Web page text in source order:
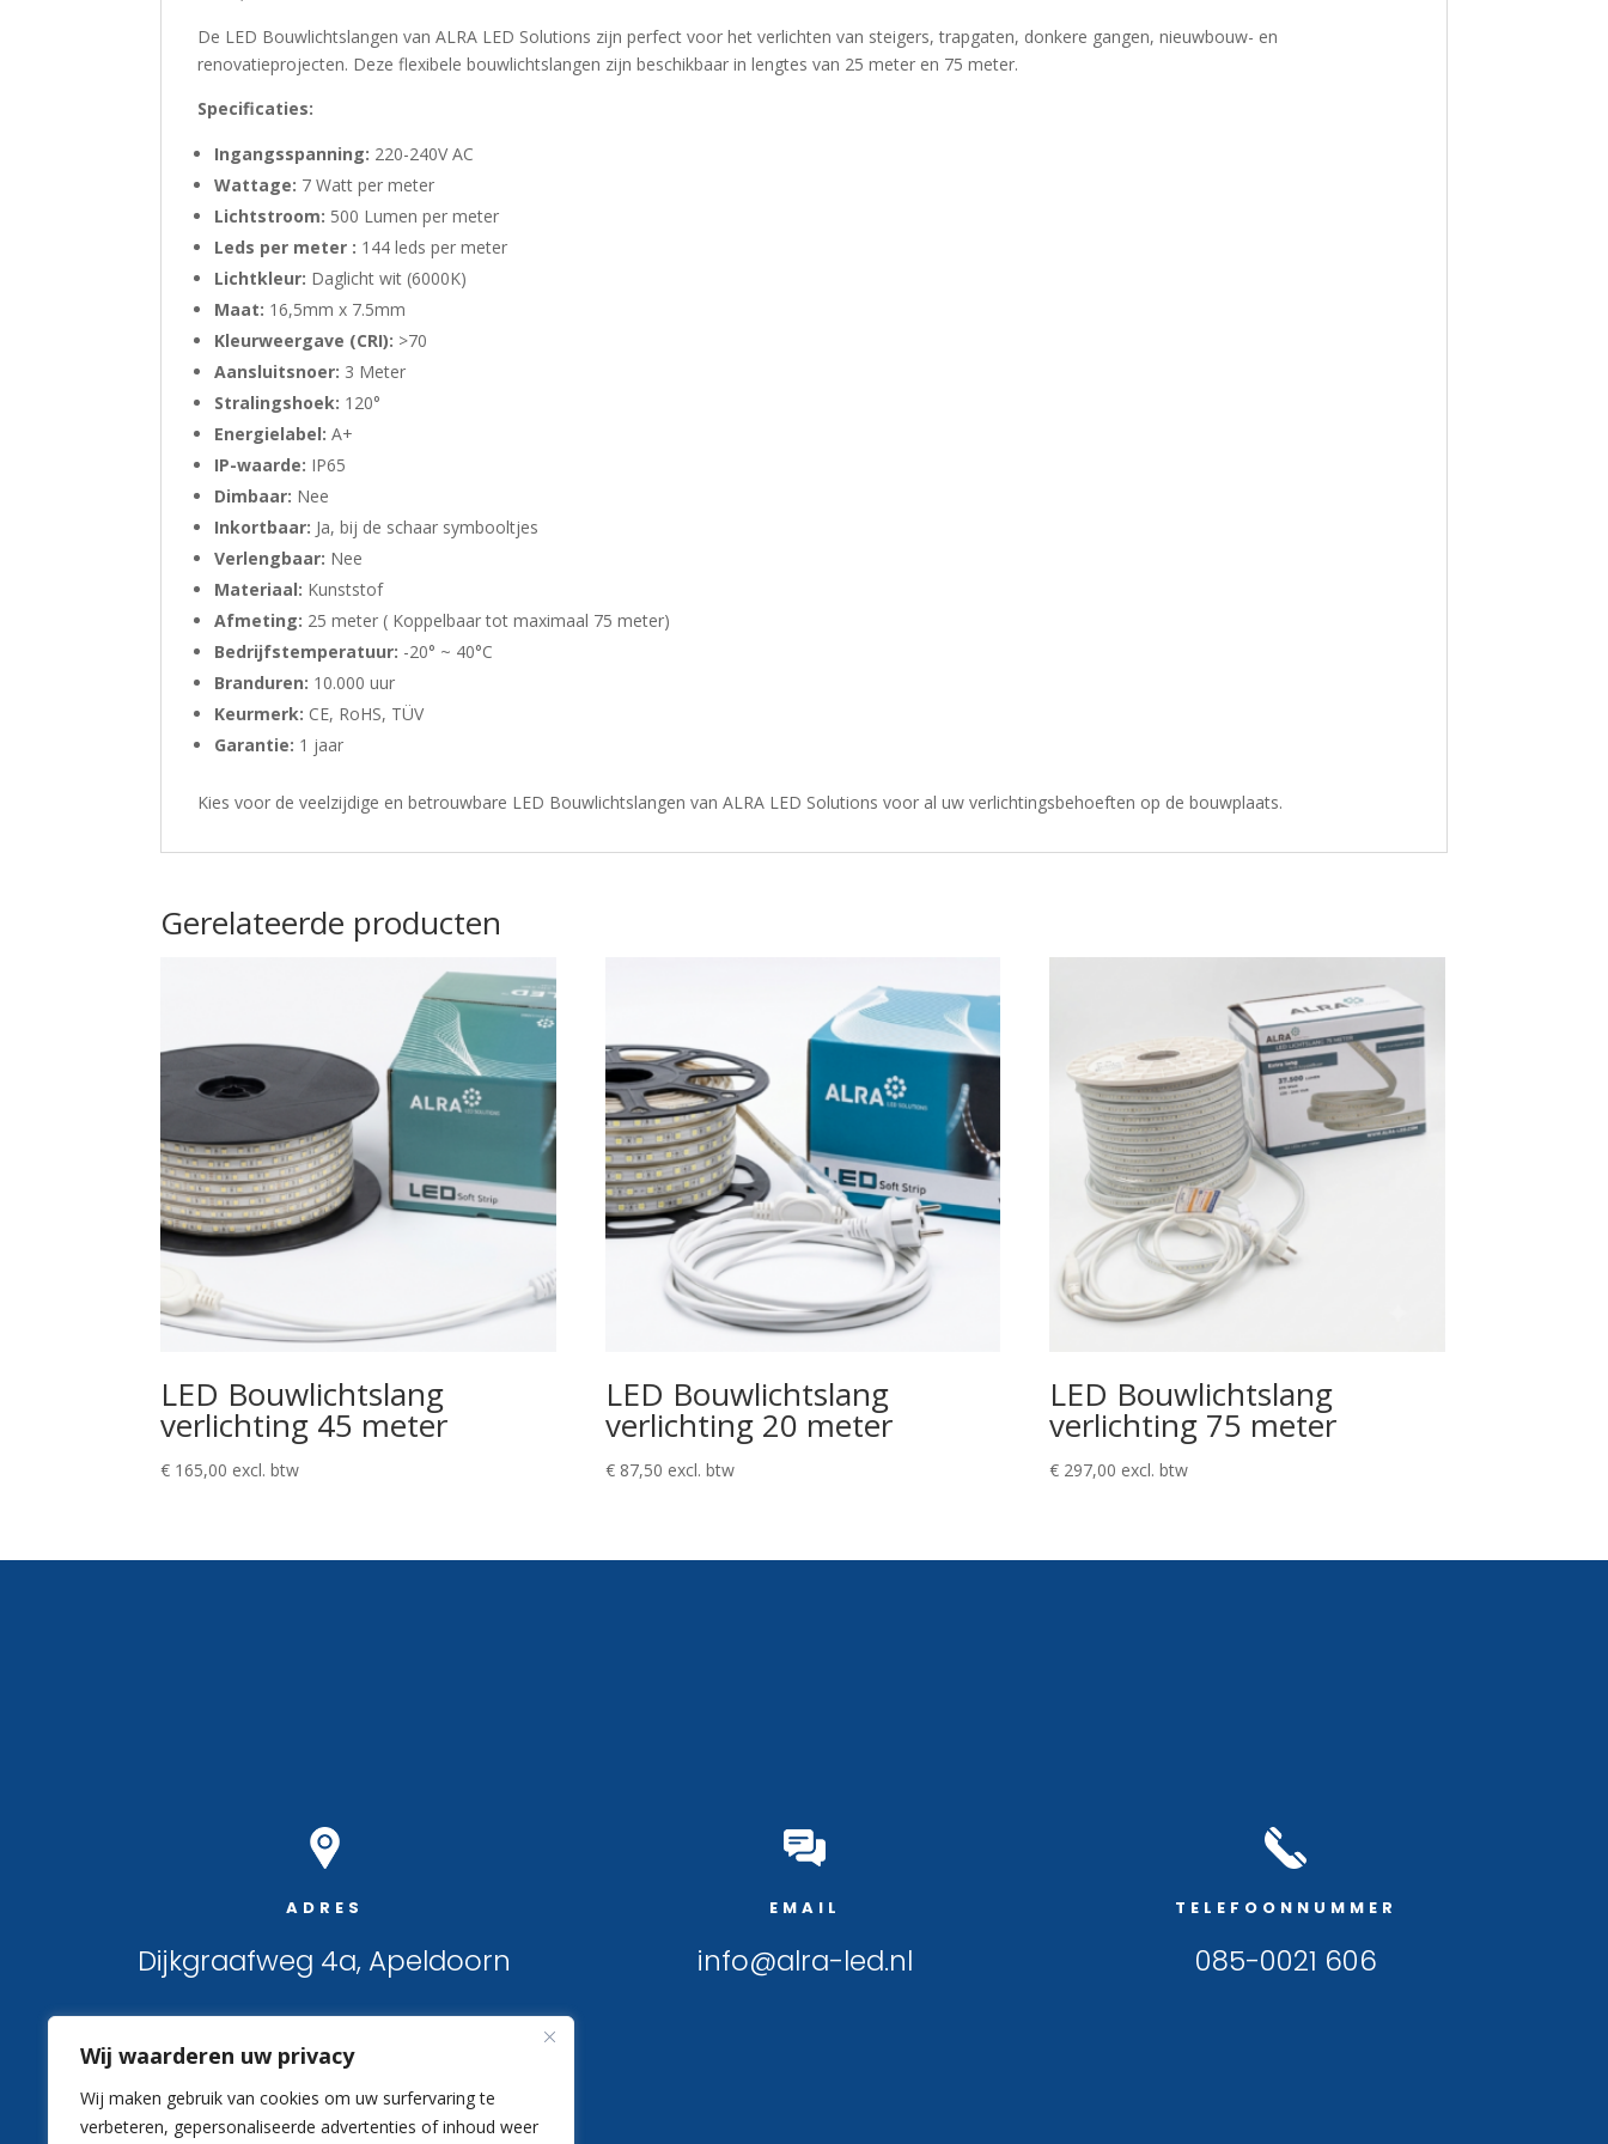
Wij waarderen uw privacy
Wij maken gebruik van cookies om uw surfervaring te
verbeteren, gepersonaliseerde advertenties of inhoud weer
De LED Bouwlichtslangen van ALRA LED Solutions zijn perfect voor het verlichten van steigers, trapgaten, donkere gangen, nieuwbouw- en
renovatieprojecten. Deze flexibele bouwlichtslangen zijn beschikbaar in lengtes van 25 meter en 75 meter.
Specificaties:
Ingangsspanning: 220-240V AC
Wattage: 7 Watt per meter
Lichtstroom: 500 Lumen per meter
Leds per meter : 144 leds per meter
Lichtkleur: Daglicht wit (6000K)
Maat: 16,5mm x 7.5mm
Kleurweergave (CRI): >70
Aansluitsnoer: 3 Meter
Stralingshoek: 120°
Energielabel: A+
IP-waarde: IP65
Dimbaar: Nee
Inkortbaar: Ja, bij de schaar symbooltjes
Verlengbaar: Nee
Materiaal: Kunststof
Afmeting: 25 meter ( Koppelbaar tot maximaal 75 meter)
Bedrijfstemperatuur: -20° ~ 40°C
Branduren: 10.000 uur
Keurmerk: CE, RoHS, TÜV
Garantie: 1 jaar
Kies voor de veelzijdige en betrouwbare LED Bouwlichtslangen van ALRA LED Solutions voor al uw verlichtingsbehoeften op de bouwplaats.
Gerelateerde producten
LED Bouwlichtslang
verlichting 45 meter
€ 165,00 excl. btw
LED Bouwlichtslang
verlichting 20 meter
€87,50 excl. btw
LED Bouwlichtslang
verlichting 75 meter
€ 297,00 excl. btw
ADRES
Dijkgraafweg 4a, Apeldoorn
EMAIL
info@alra-led.nl
TELEFOONNUMMER
085-0021 606